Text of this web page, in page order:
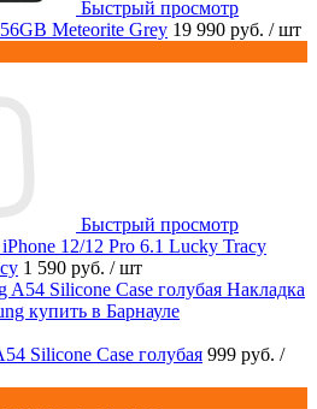
Быстрый просмотр
Meteorite Grey 19 990 руб. / шт
Быстрый просмотр
12/12 Pro 6.1 Lucky Tracy
1 590 руб. / шт
Silicone Case голубая 999 руб. /